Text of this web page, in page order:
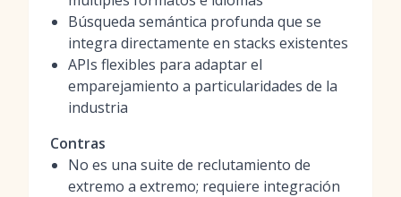
Búsqueda semántica profunda que se
integra directamente en stacks existentes
APIs flexibles para adaptar el
emparejamiento a particularidades de la
industria
Contras
No es una suite de reclutamiento de
extremo a extremo; requiere integración